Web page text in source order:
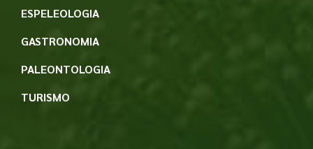
ESPELEOLOGIA
GASTRONOMIA
PALEONTOLOGIA
TURISMO